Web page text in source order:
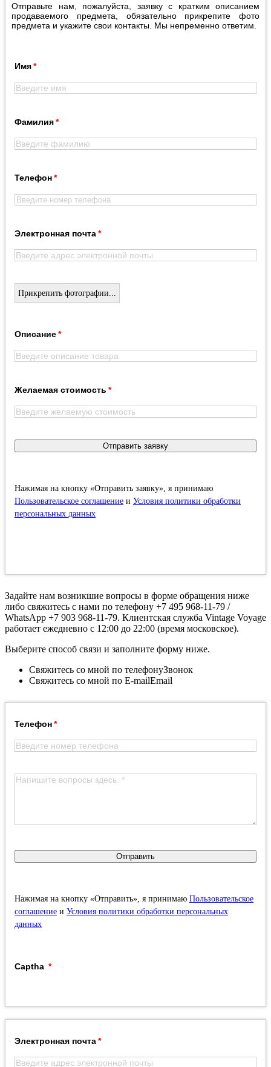
Отправьте нам, пожалуйста, заявку с кратким описанием
продаваемого предмета, обязательно прикрепите фото
предмета и укажите свои контакты. Мы непременно ответим.
Имя
Фамилия
Телефон
Электронная почта
Прикрепить фотографии...
Описание
Желаемая стоимость
Отправить заявку
Нажимая на кнопку «Отправить заявку», я принимаю
Пользовательское соглашение и Условия политики обработки
персональных данных
Задайте нам возникшие вопросы в форме обращения ниже
либо свяжитесь с нами по телефону +7 495 968-11-79 /
WhatsApp +7 903 968-11-79. Клиентская служба Vintage Voyage
работает ежедневно с 12:00 до 22:00 (время московское).
Выберите способ связи и заполните форму ниже.
Свяжитесь со мной по телефонуЗвонок
Свяжитесь со мной по E-mailEmail
Телефон
Отправить
Нажимая на кнопку «Отправить», я принимаю Пользовательское
соглашение и Условия политики обработки персональных
данных
Captha
Электронная почта